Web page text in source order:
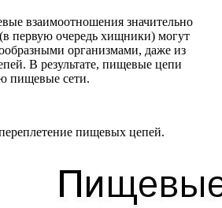
взаимоотношения значительно
первую очередь хищники) могут
организмами, даже из
В результате, пищевые цепи
пищевые сети.
пищевых цепей.